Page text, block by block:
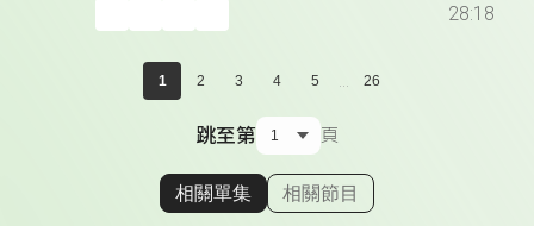
28:18
1 2 3 4 5 ... 26
跳至第 頁
顯示相關單集
相關單集 相關節目